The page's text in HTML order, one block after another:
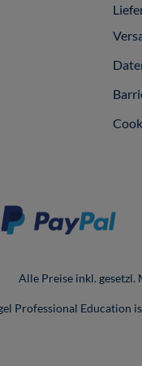
Alle Preise inkl. gesetzl.
Professional Education